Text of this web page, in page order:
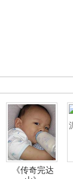
《传奇完达